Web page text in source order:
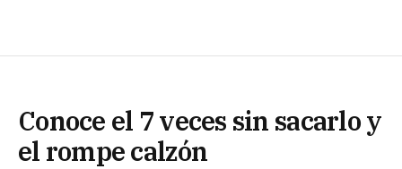
Conoce el 7 veces sin sacarlo y
el rompe calzón